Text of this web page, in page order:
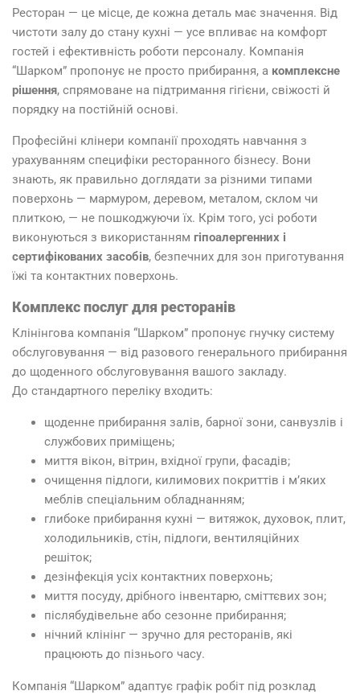
Ресторан — це місце, де кожна деталь має значення. Від
чистоти залу до стану кухні — усе впливає на комфорт
гостей і ефективність роботи персоналу. Компанія
“Шарком” пропонує не просто прибирання, а комплексне
рішення, спрямоване на підтримання гігієни, свіжості й
порядку на постійній основі.
Професійні клінери компанії проходять навчання з
урахуванням специфіки ресторанного бізнесу. Вони
знають, як правильно доглядати за різними типами
поверхонь — мармуром, деревом, металом, склом чи
плиткою, — не пошкоджуючи їх. Крім того, усі роботи
виконуються з використанням гіпоалергенних і
сертифікованих засобів, безпечних для зон приготування
їжі та контактних поверхонь.
Комплекс послуг для ресторанів
Клінінгова компанія “Шарком” пропонує гнучку систему
обслуговування — від разового генерального прибирання
до щоденного обслуговування вашого закладу.
До стандартного переліку входить:
щоденне прибирання залів, барної зони, санвузлів і
службових приміщень;
миття вікон, вітрин, вхідної групи, фасадів;
очищення підлоги, килимових покриттів і м’яких
меблів спеціальним обладнанням;
глибоке прибирання кухні — витяжок, духовок, плит,
холодильників, стін, підлоги, вентиляційних
решіток;
дезінфекція усіх контактних поверхонь;
миття посуду, дрібного інвентарю, сміттєвих зон;
післябудівельне або сезонне прибирання;
нічний клінінг — зручно для ресторанів, які
працюють до пізнього часу.
Компанія “Шарком” адаптує графік робіт під розклад